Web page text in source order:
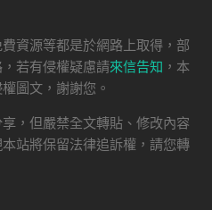
資源等都是於網路上取得，部
若有侵權疑慮請來信告知 ，本
圖文，謝謝您。
，但嚴禁全文轉貼、修改內容
站將保留法律追訴權，請您轉